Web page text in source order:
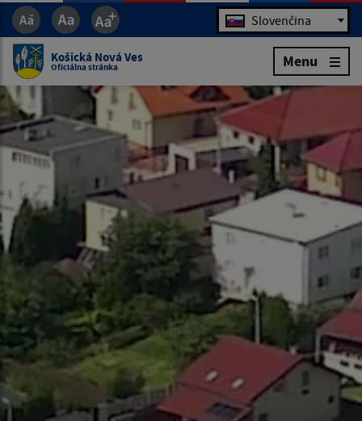
Jazyk Slovenčina
Košická Nová Ves
Oficiálna stránka Menu